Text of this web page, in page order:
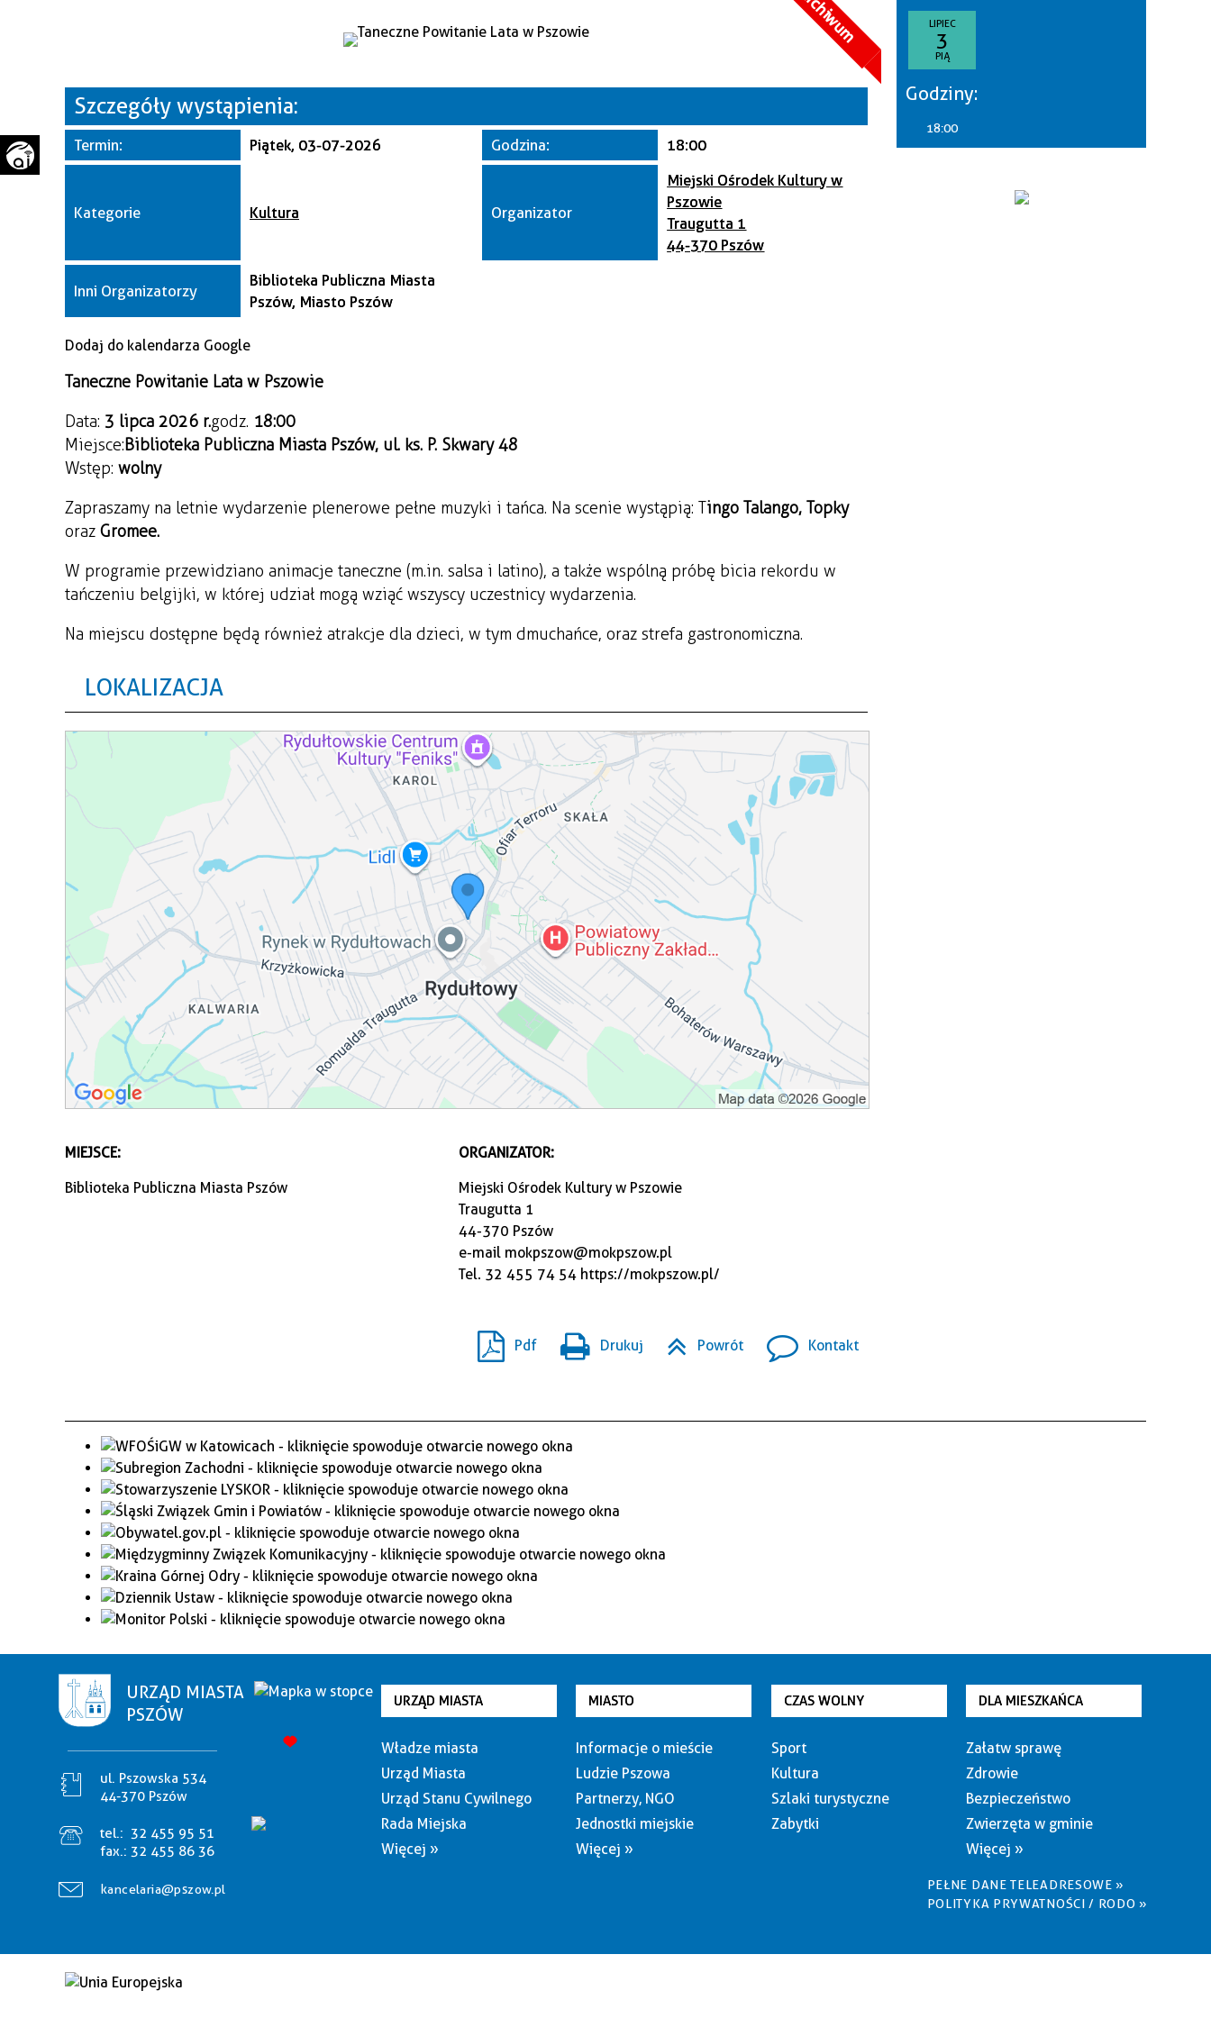
—
Archiwum
Szczegóły wystąpienia:
Termin: Piątek, 03-07-2026 Godzina: 18:00
Kategorie Kultura Organizator
Miejski Ośrodek Kultury w
Pszowie
Traugutta 1
44-370 Pszów
Inni Organizatorzy
Biblioteka Publiczna Miasta
Pszów, Miasto Pszów
Dodaj do kalendarza Google
Taneczne Powitanie Lata w Pszowie
Data: 3 lipca 2026 r.godz. 18:00
Miejsce:Biblioteka Publiczna Miasta Pszów, ul. ks. P. Skwary 48
Wstęp: wolny
Zapraszamy na letnie wydarzenie plenerowe pełne muzyki i tańca. Na scenie wystąpią: Tingo Talango, Topky
oraz Gromee.
W programie przewidziano animacje taneczne (m.in. salsa i latino), a także wspólną próbę bicia rekordu w
tańczeniu belgijki, w której udział mogą wziąć wszyscy uczestnicy wydarzenia.
Na miejscu dostępne będą również atrakcje dla dzieci, w tym dmuchańce, oraz strefa gastronomiczna.
LOKALIZACJA
MIEJSCE:
Biblioteka Publiczna Miasta Pszów
ORGANIZATOR:
Miejski Ośrodek Kultury w Pszowie
Traugutta 1
44-370 Pszów
e-mail mokpszow@mokpszow.pl
Tel. 32 455 74 54 https://mokpszow.pl/
Pdf Drukuj Powrót Kontakt
LIPIEC
3
PIĄ
Godziny:
18:00
URZĄD MIASTA
PSZÓW
ul. Pszowska 534
44-370 Pszów
tel.: 32 455 95 51
fax.: 32 455 86 36
kancelaria@pszow.pl
URZĄD MIASTA
Władze miasta
Urząd Miasta
Urząd Stanu Cywilnego
Rada Miejska
Więcej »
MIASTO
Informacje o mieście
Ludzie Pszowa
Partnerzy, NGO
Jednostki miejskie
Więcej »
CZAS WOLNY
Sport
Kultura
Szlaki turystyczne
Zabytki
DLA MIESZKAŃCA
Załatw sprawę
Zdrowie
Bezpieczeństwo
Zwierzęta w gminie
Więcej »
PEŁNE DANE TELEADRESOWE »
POLITYKA PRYWATNOŚCI / RODO »